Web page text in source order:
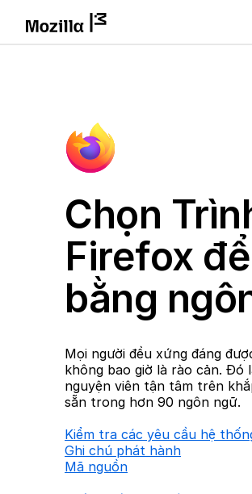
Chọn
Firefox
bằng
Mọi người đều xứng đáng
không bao giờ là rào cản.
nguyện viên tận tâm trên
sẵn trong hơn 90 ngôn ngữ.
Kiểm tra các yêu cầu hệ
Ghi chú phát hành
Mã nguồn